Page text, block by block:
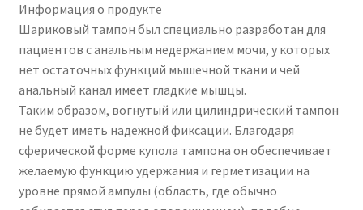
Информация о продукте
Шариковый тампон был специально разработан для
пациентов с анальным недержанием мочи, у которых
нет остаточных функций мышечной ткани и чей
анальный канал имеет гладкие мышцы.
Таким образом, вогнутый или цилиндрический тампон
не будет иметь надежной фиксации. Благодаря
сферической форме купола тампона он обеспечивает
желаемую функцию удержания и герметизации на
уровне прямой ампулы (область, где обычно